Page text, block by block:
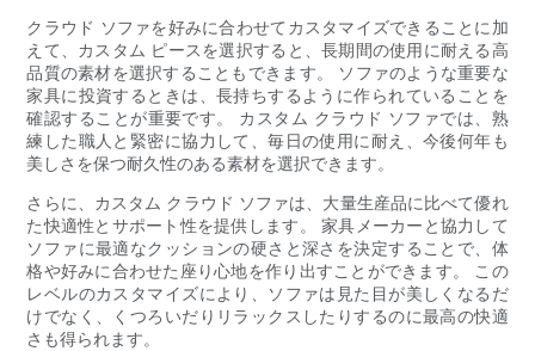
クラウド ソファを好みに合わせてカスタマイズできることに加
えて、カスタム ピースを選択すると、長期間の使用に耐える高
品質の素材を選択することもできます。 ソファのような重要な
家具に投資するときは、長持ちするように作られていることを
確認することが重要です。 カスタム クラウド ソファでは、熟
練した職人と緊密に協力して、毎日の使用に耐え、今後何年も
美しさを保つ耐久性のある素材を選択できます。
さらに、カスタム クラウド ソファは、大量生産品に比べて優れ
た快適性とサポート性を提供します。 家具メーカーと協力して
ソファに最適なクッションの硬さと深さを決定することで、体
格や好みに合わせた座り心地を作り出すことができます。 この
レベルのカスタマイズにより、ソファは見た目が美しくなるだ
けでなく、くつろいだりリラックスしたりするのに最高の快適
さも得られます。